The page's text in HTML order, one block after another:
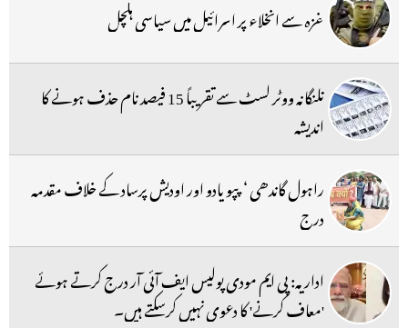
غزہ سے انخلاء پر اسرائیل میں سیاسی ہلچل
تلنگانہ ووٹر لسٹ سے تقریباً 15 فیصد نام حذف ہونے کا
اندیشہ
راہول گاندھی ‘ پپو یادو اور اودیش پرساد کے خلاف مقدمہ
درج
اداریہ: پی ایم مودی پولیس ایف آئی آر درج کرتے ہوئے
'معاف کرنے' کا دعوی نہیں کرسکتے ہیں۔